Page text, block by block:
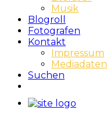
Musik
Blogroll
Fotografen
Kontakt
Impressum
Mediadaten
Suchen